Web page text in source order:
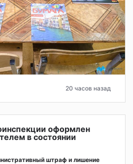
20 часов назад
оформлен
в состоянии
штраф и лишение